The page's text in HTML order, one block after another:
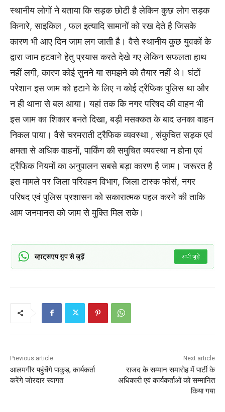
स्थानीय लोगों ने बताया कि सड़क छोटी है लेकिन कुछ लोग सड़क
किनारे, साइकिल , फल इत्यादि सामानों को रख देते है जिसके
कारण भी आए दिन जाम लग जाती है। वैसे स्थानीय कुछ युवकों के
द्वारा जाम हटवाने हेतु प्रयास करते देखे गए लेकिन सफलता हाथ
नहीं लगी, कारण कोई सुनने या समझने को तैयार नहीं थे। घंटों
परेशान इस जाम को हटाने के लिए न कोई ट्रैफिक पुलिस था और
न ही थाना से बल आया। यहां तक कि नगर परिषद की वाहन भी
इस जाम का शिकार बनते दिखा, बड़ी मसक्कत के बाद उनका वाहन
निकल पाया। वैसे चरमराती ट्रैफिक व्यवस्था , संकुचित सड़क एवं
क्षमता से अधिक वाहनों, पार्किंग की समुचित व्यवस्था न होना एवं
ट्रैफिक नियमों का अनुपालन सबसे बड़ा कारण है जाम। जरूरत है
इस मामले पर जिला परिवहन विभाग, जिला टास्क फोर्स, नगर
परिषद एवं पुलिस प्रशासन को सकारात्मक पहल करने की ताकि
आम जनमानस को जाम से मुक्ति मिल सके।
Previous article
आलमगीर पहुंचेंगे पाकुड़, कार्यकर्ता
करेंगे जोरदार स्वागत
Next article
राजद के सम्मान समारोह में पार्टी के
अधिकारी एवं कार्यकर्ताओं को सम्मानित
किया गया